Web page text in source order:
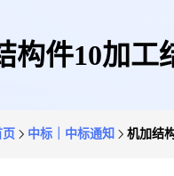
构件10加工
页 中标｜中标通知 机加结